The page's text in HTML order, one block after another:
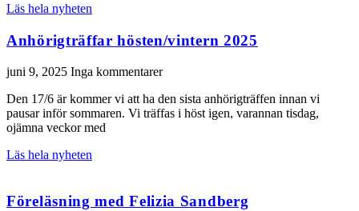
Läs hela nyheten
Anhörigträffar hösten/vintern 2025
juni 9, 2025 Inga kommentarer
Den 17/6 är kommer vi att ha den sista anhörigträffen innan vi
pausar inför sommaren. Vi träffas i höst igen, varannan tisdag,
ojämna veckor med
Läs hela nyheten
Föreläsning med Felizia Sandberg